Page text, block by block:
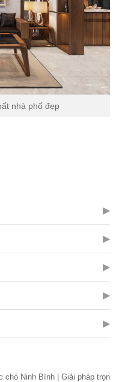
nhà phố đẹp
▶
▶
▶
▶
▶
chó Ninh Bình | Giải pháp trọn